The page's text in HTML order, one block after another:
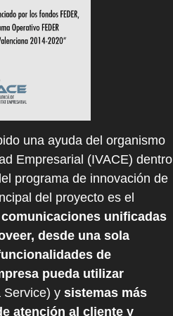
una ayuda del organismo
Empresarial (IVACE) dentro
programa de innovación de
del proyecto es el
unificadas
desde una sola
de
pueda utilizar
Service) y sistemas más
atención al cliente y